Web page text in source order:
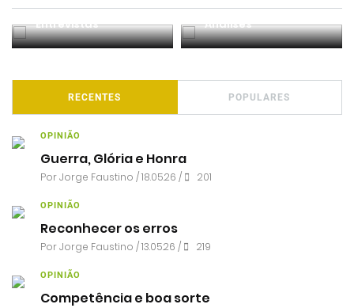
Entrevistas Análises
RECENTES POPULARES
OPINIÃO
Guerra, Glória e Honra
PorJorge Faustino / 18.05.26 / 201
OPINIÃO
Reconhecer os erros
PorJorge Faustino / 13.05.26 / 219
OPINIÃO
Competência e boa sorte